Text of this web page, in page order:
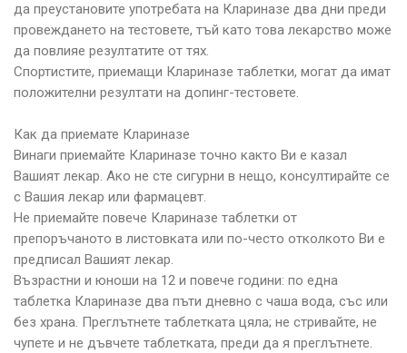
да преустановите употребата на Клариназе два дни преди
провеждането на тестовете, тъй като това лекарство може
да повлияе резултатите от тях.
Спортистите, приемащи Клариназе таблетки, могат да имат
положителни резултати на допинг-тестовете.
Как да приемате Клариназе
Винаги приемайте Клариназе точно както Ви е казал
Вашият лекар. Ако не сте сигурни в нещо, консултирайте се
с Вашия лекар или фармацевт.
Не приемайте повече Клариназе таблетки от
препоръчаното в листовката или по-често отколкото Ви е
предписал Вашият лекар.
Възрастни и юноши на 12 и повече години: по една
таблетка Клариназе два пъти дневно с чаша вода, със или
без храна. Преглътнете таблетката цяла; не стривайте, не
чупете и не дъвчете таблетката, преди да я преглътнете.